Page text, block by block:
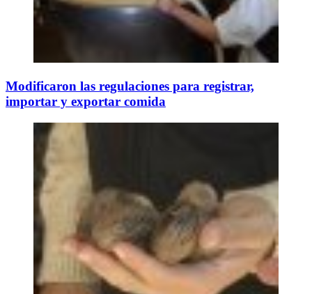
Modificaron las regulaciones para registrar,
importar y exportar comida